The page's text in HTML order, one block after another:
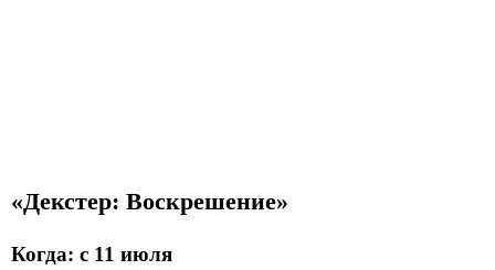
«Декстер: Воскрешение»
Когда: с 11 июля